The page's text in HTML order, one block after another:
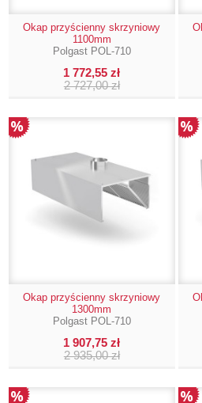
Okap przyścienny skrzyniowy
1100mm
Polgast POL-710
1 772,55 zł
2 727,00 zł
Okap przyścienny skrzyniowy
1300mm
Polgast POL-710
1 907,75 zł
2 935,00 zł